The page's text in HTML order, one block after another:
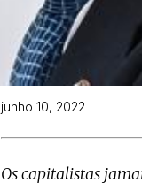
junho 10, 2022
Os capitalistas